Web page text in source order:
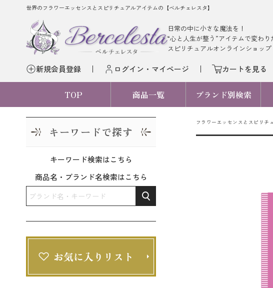
世界のフラワーエッセンスとスピリチュアルアイテムの【ベルチェレスタ】
日常の中に小さな魔法を！
“心と人生が整う”アイテムで変わ
スピリチュアルオンラインショップ
新規会員登録 ログイン・マイページ カートを見る
TOP 商品一覧 ブランド別検索
フラワーエッセンスとスピリチ
キーワードで探す
キーワード検索はこちら
商品名・ブランド名検索はこちら